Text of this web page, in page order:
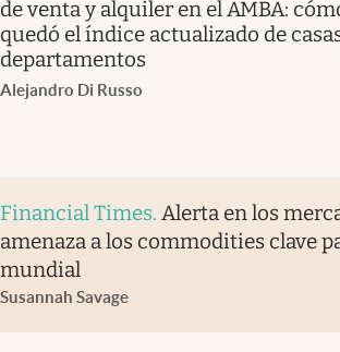
de venta y alquiler en el AMBA:
quedó el índice actualizado de
departamentos
Alejandro Di Russo
Financial Times. Alerta en los
amenaza a los commodities clave
mundial
Susannah Savage